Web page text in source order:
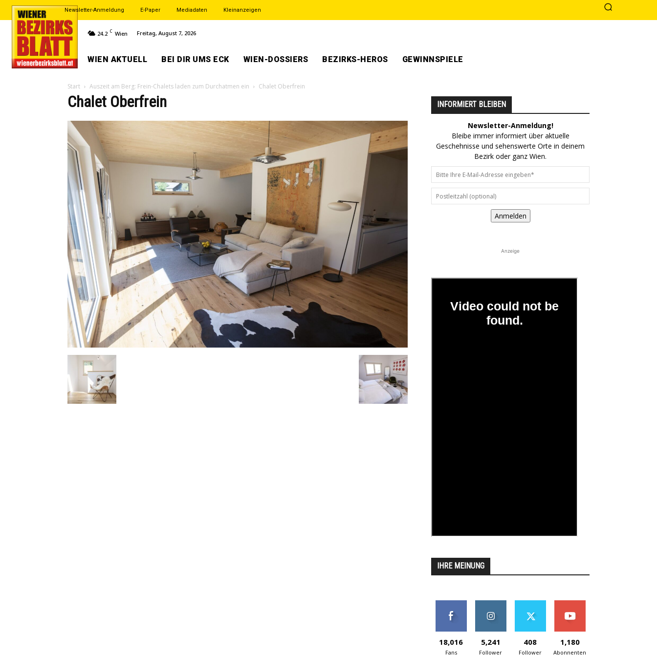
Newsletter-Anmeldung E-Paper Mediadaten Kleinanzeigen
24.2 C Wien Freitag, August 7, 2026
WIEN AKTUELL BEI DIR UMS ECK WIEN-DOSSIERS BEZIRKS-HEROS GEWINNSPIELE
Start Auszeit am Berg: Frein-Chalets laden zum Durchatmen ein Chalet Oberfrein
Chalet Oberfrein INFORMIERT BLEIBEN
Newsletter-Anmeldung!
Bleibe immer informiert über aktuelle
Geschehnisse und sehenswerte Orte in deinem
Bezirk oder ganz Wien.
Anmelden
Anzeige
IHRE MEINUNG
18,016
Fans
5,241
Follower
408
Follower
1,180
Abonnenten